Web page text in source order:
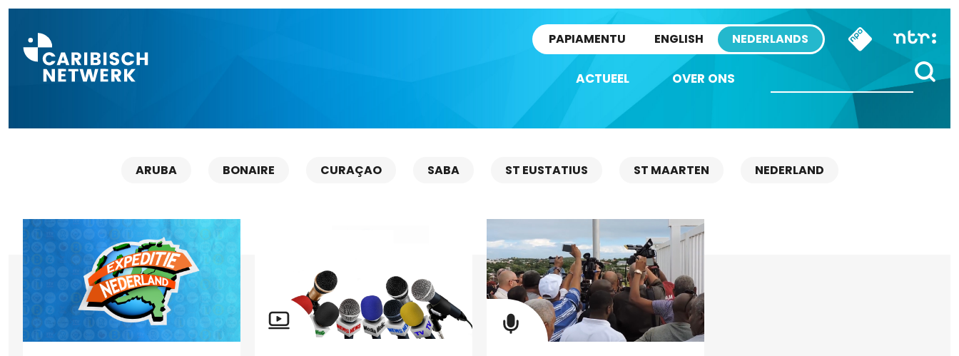
PAPIAMENTU ENGLISH NEDERLANDS
ACTUEEL OVER ONS
ARUBA BONAIRE CURAÇAO SABA ST EUSTATIUS ST MAARTEN NEDERLAND